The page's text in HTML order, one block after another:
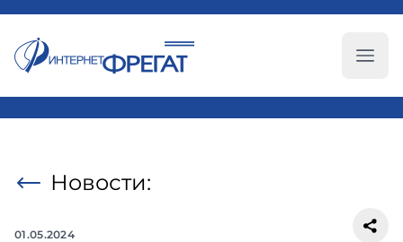
Новости:
01.05.2024